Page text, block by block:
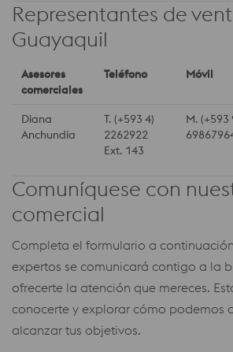
Representantes de
Guayaquil
Asesores
comerciales
Teléfono Móvil
Diana
Anchundia
T. (+593 4)
2262922
Ext. 143
M. (+593
Comuníquese con
comercial
Completa el formulario a
expertos se comunicará contigo a la
ofrecerte la atención que mereces.
conocerte y explorar cómo podemos
alcanzar tus objetivos.